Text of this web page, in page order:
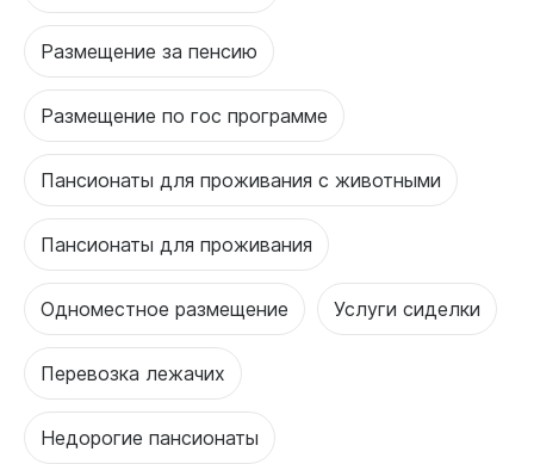
Размещение за пенсию
Размещение по гос программе
Пансионаты для проживания с животными
Пансионаты для проживания
Одноместное размещение Услуги сиделки
Перевозка лежачих
Недорогие пансионаты